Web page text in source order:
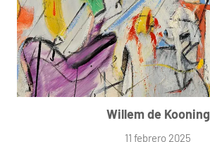
Willem de Kooning
11 febrero 2025